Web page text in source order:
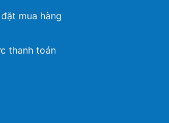
mua hàng
thanh toán